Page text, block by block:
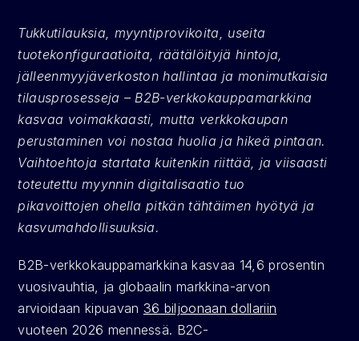
Tukkutilauksia, myyntiprovikoita, useita
tuotekonfiguraatioita, räätälöityjä hintoja,
jälleenmyyjäverkoston hallintaa ja monimutkaisia
tilausprosesseja – B2B-verkkokauppamarkkina
kasvaa voimakkaasti, mutta verkkokaupan
perustaminen voi nostaa huolia ja hikeä pintaan.
Vaihtoehtoja startata kuitenkin riittää, ja viisaasti
toteutettu myynnin digitalisaatio tuo
pikavoittojen ohella pitkän tähtäimen hyötyä ja
kasvumahdollisuuksia.
B2B-verkkokauppamarkkina kasvaa 14,6 prosentin
vuosivauhtia, ja globaalin markkina-arvon
arvioidaan kipuavan 36 biljoonaan dollariin
vuoteen 2026 mennessä. B2C-